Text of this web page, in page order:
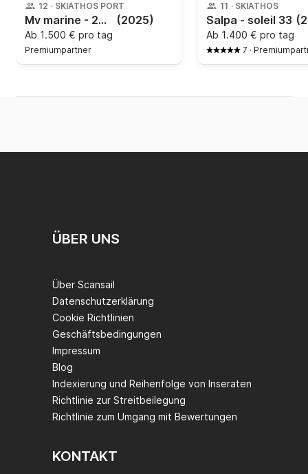
12 · SKIATHOS PORT
Mv marine - 2025 (2025)
Ab 1.500 € pro tag
Premiumpartner
11 · SKIATHOS
Salpa - soleil 33
Ab 1.400 € pro tag
7 ·
ÜBER UNS
Über Scansail
Datenschutzerklärung
Cookie Richtlinien
Geschäftsbedingungen
Impressum
Blog
Indexierung und Reihenfolge von Inseraten
Richtlinie zur Streitbeilegung
Richtlinie zum Umgang mit Bewertungen
KONTAKT